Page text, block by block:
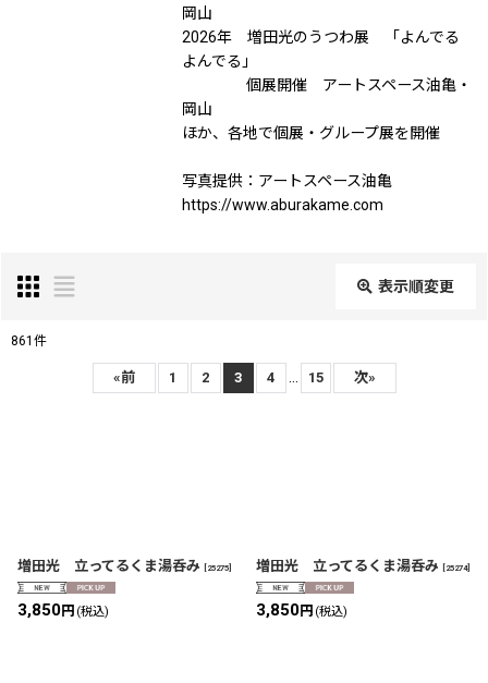
岡山
2026年 増田光のうつわ展 「よんでる
よんでる」
個展開催 アートスペース油亀・
岡山
ほか、各地で個展・グループ展を開催
写真提供：アートスペース油亀
https://www.aburakame.com
表示順変更
861 件
«前 1 2 3 4 ... 15 次»
増田光 立ってるくま湯呑み [25275]
3,850円 (税込)
増田光 立ってるくま湯呑み [25274]
3,850円 (税込)